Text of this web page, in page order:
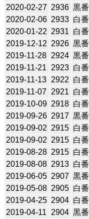
2020-02-27 2936 黒番
2020-02-06 2933 白番
2020-01-22 2931 白番
2019-12-12 2926 黒番
2019-11-28 2924 黒番
2019-11-21
2923 白番
2019-11-13 2922 白番
2019-11-07
2921 白番
2019-10-09 2918 白番
2019-09-26 2917 黒番
2019-09-02 2915 白番
2019-09-02 2915 白番
2019-08-28 2915 白番
2019-08-08 2913 白番
2019-06-05 2907 黒番
2019-05-08 2905 白番
2019-04-25 2904 白番
2019-04-11
2904 黒番